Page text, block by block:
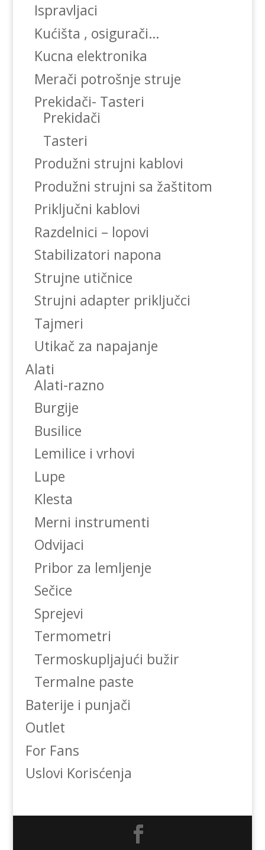
Ispravljaci
Kućišta , osigurači…
Kucna elektronika
Merači potrošnje struje
Prekidači- Tasteri
Prekidači
Tasteri
Produžni strujni kablovi
Produžni strujni sa žaštitom
Priključni kablovi
Razdelnici – lopovi
Stabilizatori napona
Strujne utičnice
Strujni adapter priključci
Tajmeri
Utikač za napajanje
Alati
Alati-razno
Burgije
Busilice
Lemilice i vrhovi
Lupe
Klesta
Merni instrumenti
Odvijaci
Pribor za lemljenje
Sečice
Sprejevi
Termometri
Termoskupljajući bužir
Termalne paste
Baterije i punjači
Outlet
For Fans
Uslovi Korisćenja